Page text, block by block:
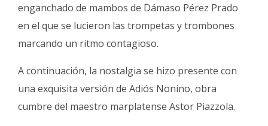
enganchado de mambos de Dámaso Pérez Prado
en el que se lucieron las trompetas y trombones
marcando un ritmo contagioso.
A continuación, la nostalgia se hizo presente con
una exquisita versión de Adiós Nonino, obra
cumbre del maestro marplatense Astor Piazzola.